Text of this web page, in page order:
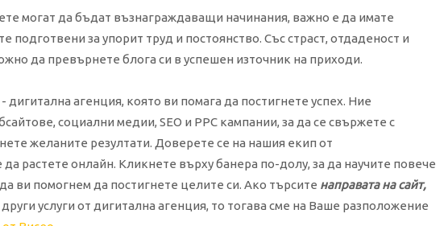
могат да бъдат възнаграждаващи начинания, важно е да имате
подготвени за упорит труд и постоянство. Със страст, отдаденост и
да превърнете блога си в успешен източник на приходи.
агенция, която ви помага да постигнете успех. Ние
социални медии, SEO и PPC кампании, за да се свържете с
желаните резултати. Доверете се на нашия екип от
растете онлайн. Кликнете върху банера по-долу, за да научите повече
ви помогнем да постигнете целите си. Ако търсите направата на сайт,
други услуги от дигитална агенция, то тогава сме на Ваше разположение